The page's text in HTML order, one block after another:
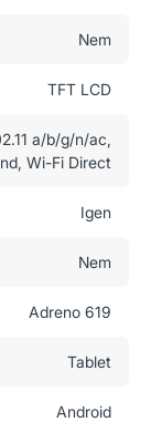
Nem
TFT LCD
a/b/g/n/ac,
Wi-Fi Direct
Igen
Nem
Adreno 619
Tablet
Android